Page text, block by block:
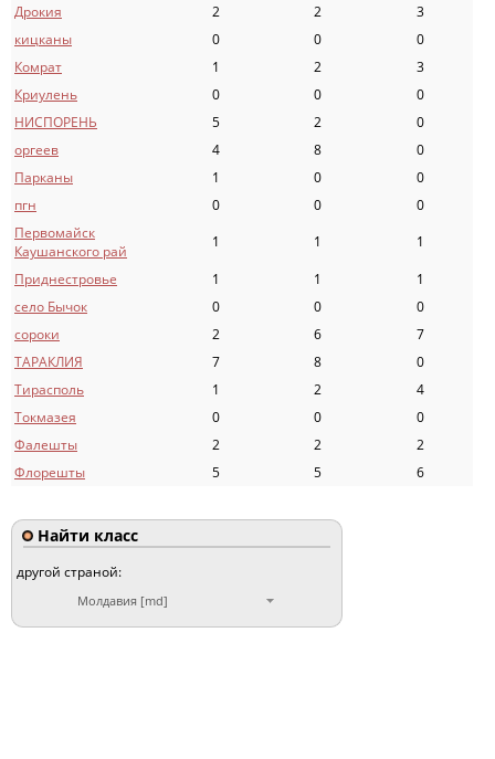
Дрокия
2 2
3
кицканы
0 0
0
Комрат
1 2
3
Криулень
0 0
0
НИСПОРЕНЬ
5 2
0
оргеев
4 8
0
Парканы
1 0
0
пгн
0 0
0
Первомайск
Каушанского рай
1 1
1
Приднестровье
1 1
1
село Бычок
0 0
0
сороки
2 6
7
ТАРАКЛИЯ
7 8
0
Тирасполь
1 2
4
Токмазея
0 0
0
Фалешты
2 2
2
Флорешты
5 5 6
Найти класс
другой страной:
Молдавия [md]